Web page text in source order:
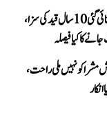
جنسی استحصال معاملہ: ترون تیج پال کو سنائی گئی 10 سال قید کی سزا،
کا کیا فیصلہ
مشرا کو نہیں ملی راحت،